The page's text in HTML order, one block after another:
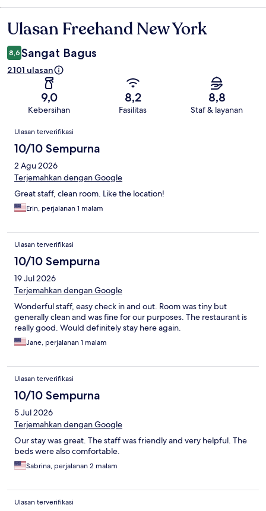
Ulasan
Ulasan Freehand New York
8,6 Sangat Bagus
2.101 ulasan
9,0
Kebersihan
8,2
Fasilitas
8,8
Staf & layanan
Ulasan
Ulasan terverifikasi
10/10 Sempurna
2 Agu 2026
Terjemahkan dengan Google
Great staff, clean room. Like the location!
Erin, perjalanan 1 malam
Ulasan terverifikasi
10/10 Sempurna
19 Jul 2026
Terjemahkan dengan Google
Wonderful staff, easy check in and out. Room was tiny but
generally clean and was fine for our purposes. The restaurant is
really good. Would definitely stay here again.
Jane, perjalanan 1 malam
Ulasan terverifikasi
10/10 Sempurna
5 Jul 2026
Terjemahkan dengan Google
Our stay was great. The staff was friendly and very helpful. The
beds were also comfortable.
Sabrina, perjalanan 2 malam
Ulasan terverifikasi